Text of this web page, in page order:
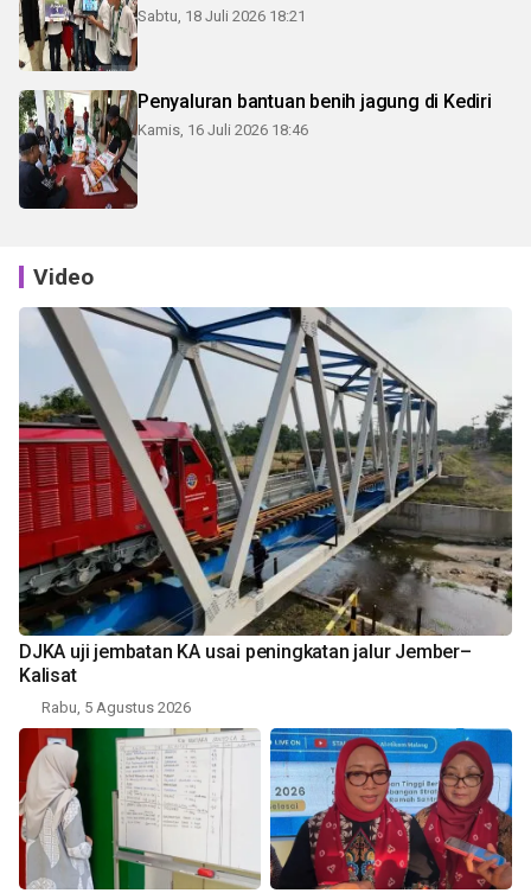
Sabtu, 18 Juli 2026 18:21
Penyaluran bantuan benih jagung di Kediri
Kamis, 16 Juli 2026 18:46
Video
DJKA uji jembatan KA usai peningkatan jalur Jember–
Kalisat
Rabu, 5 Agustus 2026